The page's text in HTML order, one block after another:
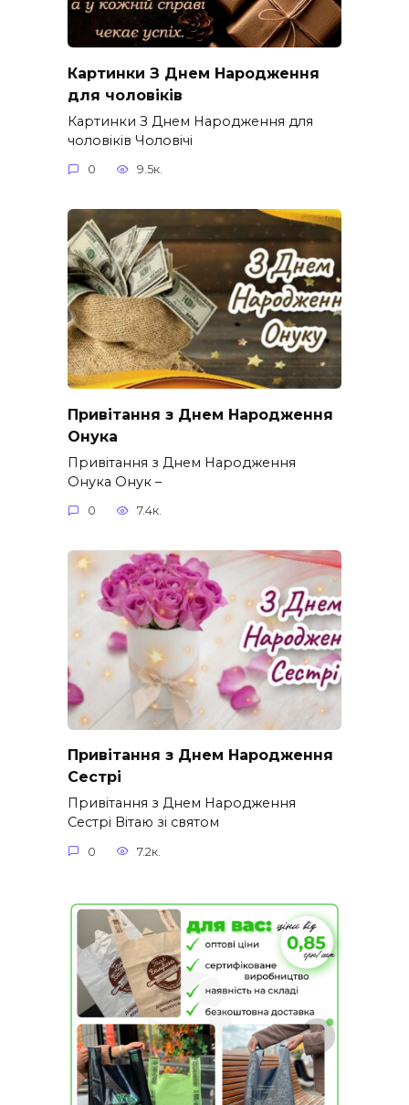
Картинки З Днем Народження
для чоловіків​
Картинки З Днем Народження для
чоловіків​ Чоловічі
0 9.5к.
Привітання з Днем Народження
Онука
Привітання з Днем Народження
Онука Онук –
0 7.4к.
Привітання з Днем Народження
Сестрі
Привітання з Днем Народження
Сестрі Вітаю зі святом
0 7.2к.